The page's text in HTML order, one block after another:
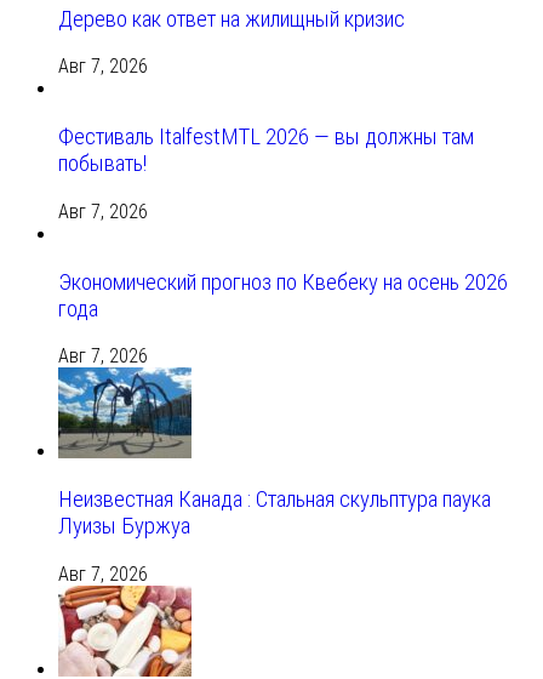
Дерево как ответ на жилищный кризис
Авг 7, 2026
Фестиваль ItalfestMTL 2026 — вы должны там
побывать!
Авг 7, 2026
Экономический прогноз по Квебеку на осень 2026
года
Авг 7, 2026
Неизвестная Канада : Стальная скульптура паука
Луизы Буржуа
Авг 7, 2026